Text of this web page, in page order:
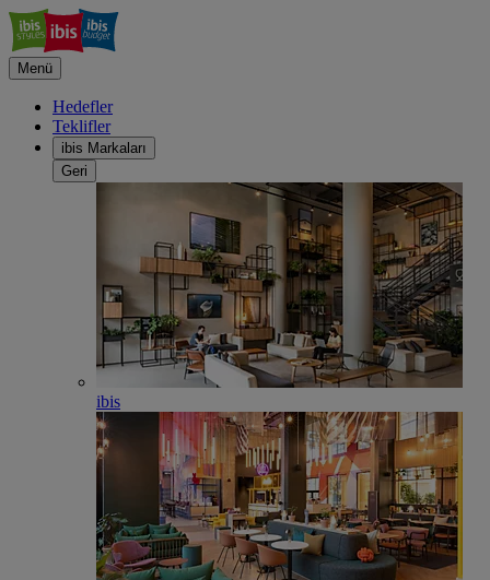
Menü
Hedefler
Teklifler
ibis Markaları
Geri
ibis